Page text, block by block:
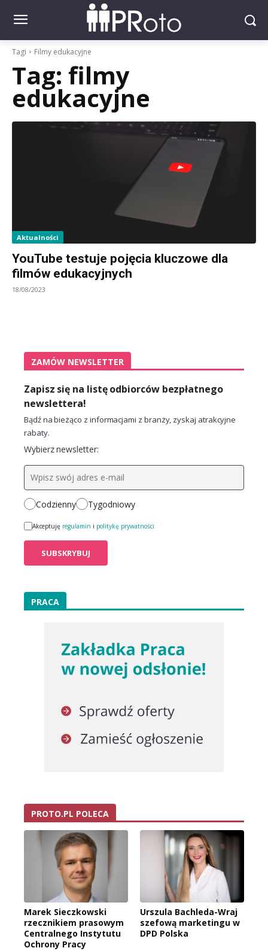
Tagi Filmy edukacyjne
Tag: filmy
edukacyjne
Aktualności
YouTube testuje pojęcia kluczowe dla
filmów edukacyjnych
18/08/2023
ZAMÓW NEWSLETTER
Zapisz się na listę odbiorców bezpłatnego
newslettera!
Bądź na bieżąco z informacjami z branży, zyskaj atrakcyjne
rabaty.
Wybierz newsletter:
Codzienny Tygodniowy
Akceptuję regulamin i politykę prywatności
PRACA
PROTO.PL POLECA
Marek Sieczkowski
rzecznikiem prasowym
Centralnego Instytutu
Ochrony Pracy
Urszula Bachleda-Wraj
szefową marketingu w
DPD Polska